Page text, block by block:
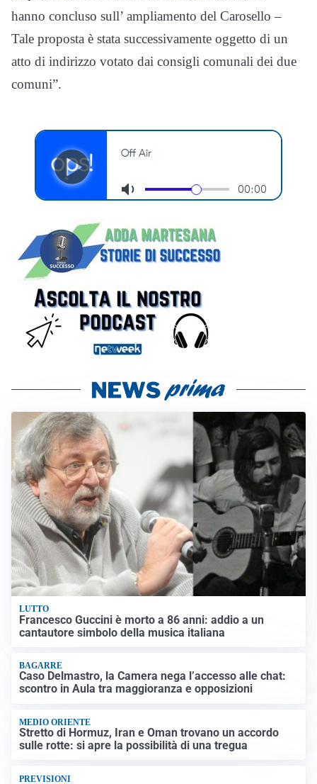
hanno concluso sull’ ampliamento del Carosello –
Tale proposta è stata successivamente oggetto di un
atto di indirizzo votato dai consigli comunali dei due
comuni”.
LUTTO
Francesco Guccini è morto a 86 anni: addio a un
cantautore simbolo della musica italiana
BAGARRE
Caso Delmastro, la Camera nega l’accesso alle chat:
scontro in Aula tra maggioranza e opposizioni
MEDIO ORIENTE
Stretto di Hormuz, Iran e Oman trovano un accordo
sulle rotte: si apre la possibilità di una tregua
PREVISIONI